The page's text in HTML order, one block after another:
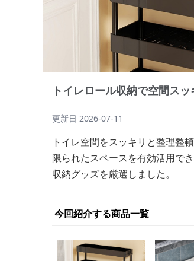
トイレロール収納で空間ス
更新日 2026-07-11
トイレ空間をスッキリと整理整
限られたスペースを有効活用で
収納グッズを厳選しました。
今回紹介する商品一覧